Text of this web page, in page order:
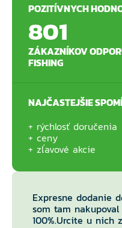
POZITÍVNYCH
801
ZÁKAZNÍKOV
FISHING
NAJČASTEJŠIE
rýchlosť doručenia
ceny
zľavové akcie
Expresne dodanie
som tam
100%.Urcite u nich